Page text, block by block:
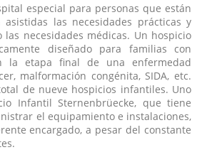
especial para personas que están
las necesidades prácticas y
las necesidades médicas. Un hospicio
diseñado para familias con
la etapa final de una enfermedad
malformación congénita, SIDA, etc.
de nueve hospicios infantiles. Uno
Infantil Sternenbrüecke, que tiene
el equipamiento e instalaciones,
encargado, a pesar del constante